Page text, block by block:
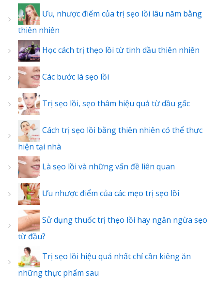
Ưu, nhược điểm của trị sẹo lồi lâu năm bằng
thiên nhiên
Học cách trị thẹo lồi từ tinh dầu thiên nhiên
Các bước là sẹo lồi
Trị sẹo lồi, sẹo thâm hiệu quả từ dầu gấc
Cách trị sẹo lồi bằng thiên nhiên có thể thực
hiện tại nhà
Là sẹo lồi và những vấn đề liên quan
Ưu nhược điểm của các mẹo trị sẹo lồi
Sử dụng thuốc trị thẹo lồi hay ngăn ngừa sẹo
từ đầu?
Trị sẹo lồi hiệu quả nhất chỉ cần kiêng ăn
những thực phẩm sau